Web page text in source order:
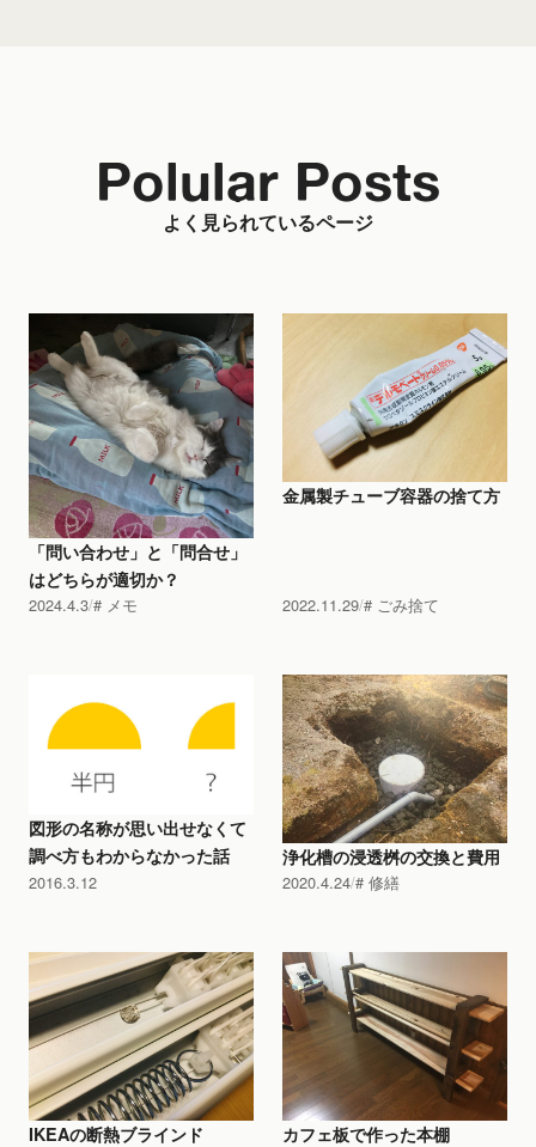
よく見られているページ
Polular Posts
「問い合わせ」と「問合せ」
はどちらが適切か？
2024.4.3 メモ
金属製チューブ容器の捨て方
2022.11.29 ごみ捨て
図形の名称が思い出せなくて
調べ方もわからなかった話
2016.3.12
浄化槽の浸透桝の交換と費用
2020.4.24 修繕
IKEAの断熱ブラインド
カフェ板で作った本棚